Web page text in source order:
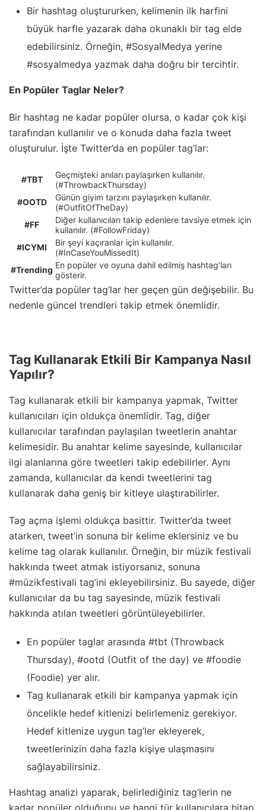
Bir hashtag oluştururken, kelimenin ilk harfini
büyük harfle yazarak daha okunaklı bir tag elde
edebilirsiniz. Örneğin, #SosyalMedya yerine
#sosyalmedya yazmak daha doğru bir tercihtir.
En Popüler Taglar Neler?
Bir hashtag ne kadar popüler olursa, o kadar çok kişi
tarafından kullanılır ve o konuda daha fazla tweet
oluşturulur. İşte Twitter’da en popüler tag’lar:
#TBT
Geçmişteki anıları paylaşırken kullanılır.
(#ThrowbackThursday)
#OOTD
Günün giyim tarzını paylaşırken kullanılır.
(#OutfitOfTheDay)
#FF
Diğer kullanıcıları takip edenlere tavsiye etmek için
kullanılır. (#FollowFriday)
#ICYMI
Bir şeyi kaçıranlar için kullanılır.
(#InCaseYouMissedIt)
#Trending En popüler ve oyuna dahil edilmiş hashtag’ları
gösterir.
Twitter’da popüler tag’lar her geçen gün değişebilir. Bu
nedenle güncel trendleri takip etmek önemlidir.
Tag Kullanarak Etkili Bir Kampanya Nasıl
Yapılır?
Tag kullanarak etkili bir kampanya yapmak, Twitter
kullanıcıları için oldukça önemlidir. Tag, diğer
kullanıcılar tarafından paylaşılan tweetlerin anahtar
kelimesidir. Bu anahtar kelime sayesinde, kullanıcılar
ilgi alanlarına göre tweetleri takip edebilirler. Aynı
zamanda, kullanıcılar da kendi tweetlerini tag
kullanarak daha geniş bir kitleye ulaştırabilirler.
Tag açma işlemi oldukça basittir. Twitter’da tweet
atarken, tweet’in sonuna bir kelime eklersiniz ve bu
kelime tag olarak kullanılır. Örneğin, bir müzik festivali
hakkında tweet atmak istiyorsanız, sonuna
#müzikfestivali tag’ini ekleyebilirsiniz. Bu sayede, diğer
kullanıcılar da bu tag sayesinde, müzik festivali
hakkında atılan tweetleri görüntüleyebilirler.
En popüler taglar arasında #tbt (Throwback
Thursday), #ootd (Outfit of the day) ve #foodie
(Foodie) yer alır.
Tag kullanarak etkili bir kampanya yapmak için
öncelikle hedef kitlenizi belirlemeniz gerekiyor.
Hedef kitlenize uygun tag’ler ekleyerek,
tweetlerinizin daha fazla kişiye ulaşmasını
sağlayabilirsiniz.
Hashtag analizi yaparak, belirlediğiniz tag’lerin ne
kadar popüler olduğunu ve hangi tür kullanıcılara hitap